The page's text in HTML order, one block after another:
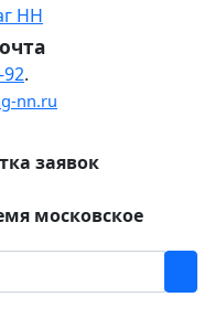
92.
nn.ru
заявок
московское